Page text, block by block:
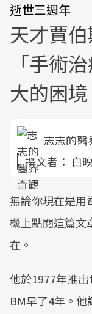
逝世三週年
天才賈
「手術
大的困
志志的醫
撰文者： 白
無論你現在是用
機上點閱這篇文
在。
他於1977年推
BM早了4年。